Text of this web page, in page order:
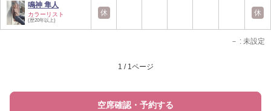
鳴神 隼人
カラーリスト
(歴20年以上)
休 休
－ : 未設定
1 / 1ページ
空席確認・予約する